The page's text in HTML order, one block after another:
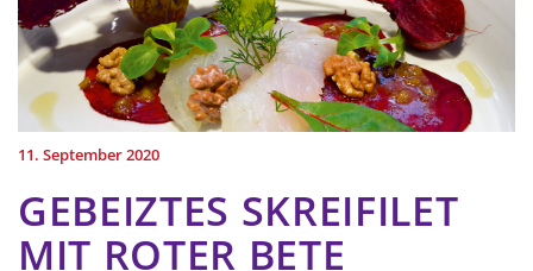
11. September 2020
GEBEIZTES SKREIFILET
MIT ROTER BETE